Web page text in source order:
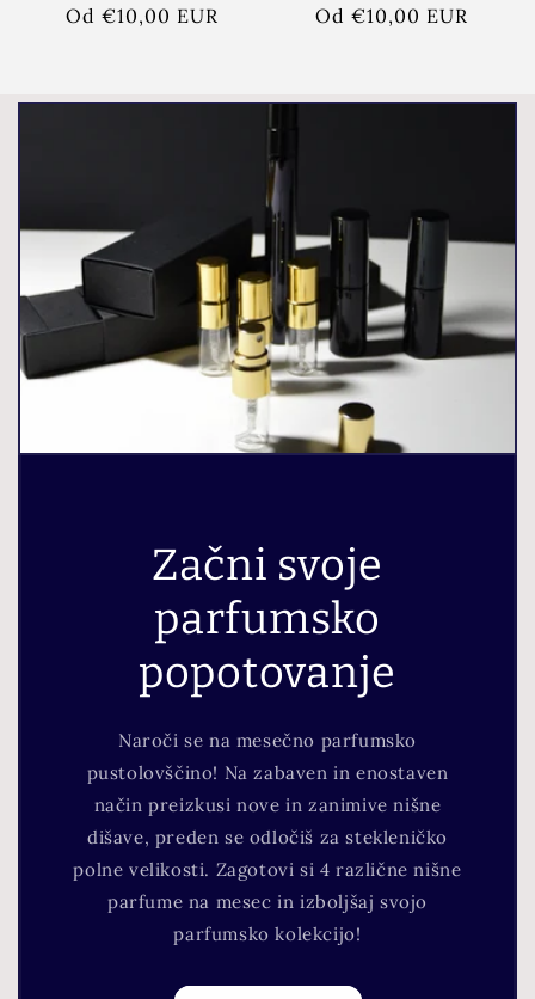
cena
cena
Od €10,00 EUR
cena
cena
Od €10,00 EUR
Začni svoje
parfumsko
popotovanje
Naroči se na mesečno parfumsko
pustolovščino! Na zabaven in enostaven
način preizkusi nove in zanimive nišne
dišave, preden se odločiš za stekleničko
polne velikosti. Zagotovi si 4 različne nišne
parfume na mesec in izboljšaj svojo
parfumsko kolekcijo!